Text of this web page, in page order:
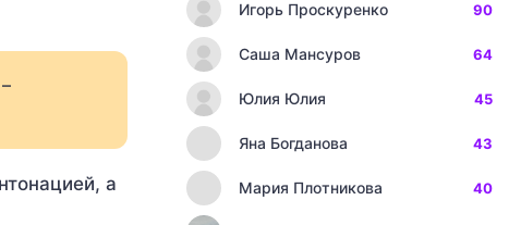
а
Игорь Проскуренко 90
Саша Мансуров 64
Юлия Юлия 45
Яна Богданова 43
Мария Плотникова 40